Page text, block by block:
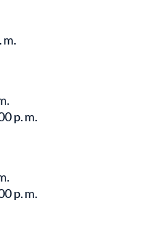
m.
p. m.
p. m.